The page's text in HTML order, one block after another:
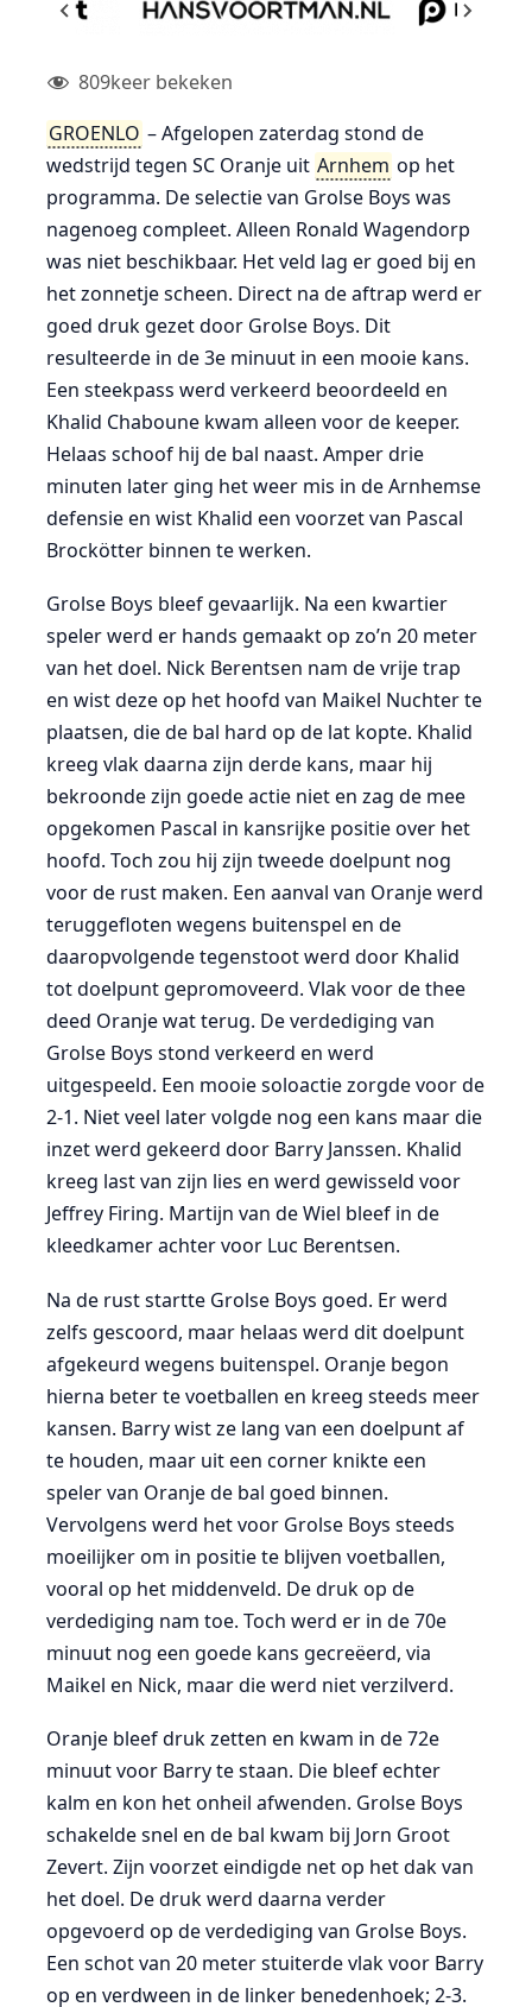
809keer bekeken
GROENLO – Afgelopen zaterdag stond de
wedstrijd tegen SC Oranje uit Arnhem op het
programma. De selectie van Grolse Boys was
nagenoeg compleet. Alleen Ronald Wagendorp
was niet beschikbaar. Het veld lag er goed bij en
het zonnetje scheen. Direct na de aftrap werd er
goed druk gezet door Grolse Boys. Dit
resulteerde in de 3e minuut in een mooie kans.
Een steekpass werd verkeerd beoordeeld en
Khalid Chaboune kwam alleen voor de keeper.
Helaas schoof hij de bal naast. Amper drie
minuten later ging het weer mis in de Arnhemse
defensie en wist Khalid een voorzet van Pascal
Brockötter binnen te werken.
Grolse Boys bleef gevaarlijk. Na een kwartier
speler werd er hands gemaakt op zo’n 20 meter
van het doel. Nick Berentsen nam de vrije trap
en wist deze op het hoofd van Maikel Nuchter te
plaatsen, die de bal hard op de lat kopte. Khalid
kreeg vlak daarna zijn derde kans, maar hij
bekroonde zijn goede actie niet en zag de mee
opgekomen Pascal in kansrijke positie over het
hoofd. Toch zou hij zijn tweede doelpunt nog
voor de rust maken. Een aanval van Oranje werd
teruggefloten wegens buitenspel en de
daaropvolgende tegenstoot werd door Khalid
tot doelpunt gepromoveerd. Vlak voor de thee
deed Oranje wat terug. De verdediging van
Grolse Boys stond verkeerd en werd
uitgespeeld. Een mooie soloactie zorgde voor de
2-1. Niet veel later volgde nog een kans maar die
inzet werd gekeerd door Barry Janssen. Khalid
kreeg last van zijn lies en werd gewisseld voor
Jeffrey Firing. Martijn van de Wiel bleef in de
kleedkamer achter voor Luc Berentsen.
Na de rust startte Grolse Boys goed. Er werd
zelfs gescoord, maar helaas werd dit doelpunt
afgekeurd wegens buitenspel. Oranje begon
hierna beter te voetballen en kreeg steeds meer
kansen. Barry wist ze lang van een doelpunt af
te houden, maar uit een corner knikte een
speler van Oranje de bal goed binnen.
Vervolgens werd het voor Grolse Boys steeds
moeilijker om in positie te blijven voetballen,
vooral op het middenveld. De druk op de
verdediging nam toe. Toch werd er in de 70e
minuut nog een goede kans gecreëerd, via
Maikel en Nick, maar die werd niet verzilverd.
Oranje bleef druk zetten en kwam in de 72e
minuut voor Barry te staan. Die bleef echter
kalm en kon het onheil afwenden. Grolse Boys
schakelde snel en de bal kwam bij Jorn Groot
Zevert. Zijn voorzet eindigde net op het dak van
het doel. De druk werd daarna verder
opgevoerd op de verdediging van Grolse Boys.
Een schot van 20 meter stuiterde vlak voor Barry
op en verdween in de linker benedenhoek; 2-3.